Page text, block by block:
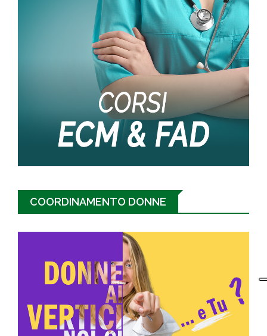
COORDINAMENTO DONNE